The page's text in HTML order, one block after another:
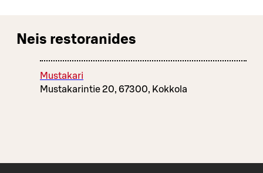
Neis restoranides
Mustakari
Mustakarintie 20, 67300, Kokkola